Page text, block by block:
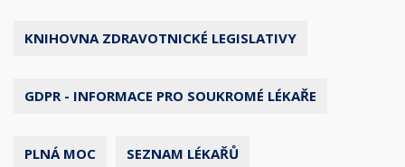
KNIHOVNA ZDRAVOTNICKÉ LEGISLATIVY
GDPR - INFORMACE PRO SOUKROMÉ LÉKAŘE
PLNÁ MOC SEZNAM LÉKAŘŮ